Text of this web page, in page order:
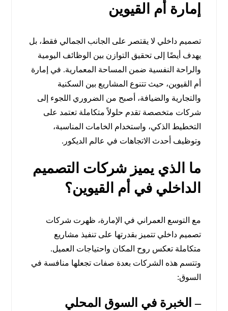
إمارة أم القيوين
تصميم داخلي لا يقتصر على الجانب الجمالي فقط، بل
يهدف أيضًا إلى تحقيق التوازن بين الوظائف اليومية
والراحة النفسية ضمن المساحة المعمارية. في إمارة
أم القيوين، حيث تتنوع المشاريع بين السكنية
والتجارية والضيافة، أصبح من الضروري اللجوء إلى
شركات متخصصة تقدم حلولاً متكاملة تعتمد على
التخطيط الذكي، واستخدام الخامات المناسبة،
وتوظيف أحدث الاتجاهات في عالم الديكور.
ما الذي يميز شركات التصميم
الداخلي في أم القيوين؟
مع التوسع العمراني في الإمارة، ظهرت شركات
تصميم داخلي تتميز بقدرتها على تنفيذ مشاريع
متكاملة تعكس روح المكان واحتياجات العميل.
وتتسم هذه الشركات بعدة صفات تجعلها منافسة في
السوق:
– الخبرة في السوق المحلي